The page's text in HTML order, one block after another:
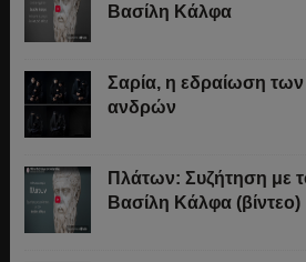
Βασίλη Κάλφα
Σαρία, η εδραίωση
ανδρών
Πλάτων: Συζήτηση με
Βασίλη Κάλφα (βίντεο)